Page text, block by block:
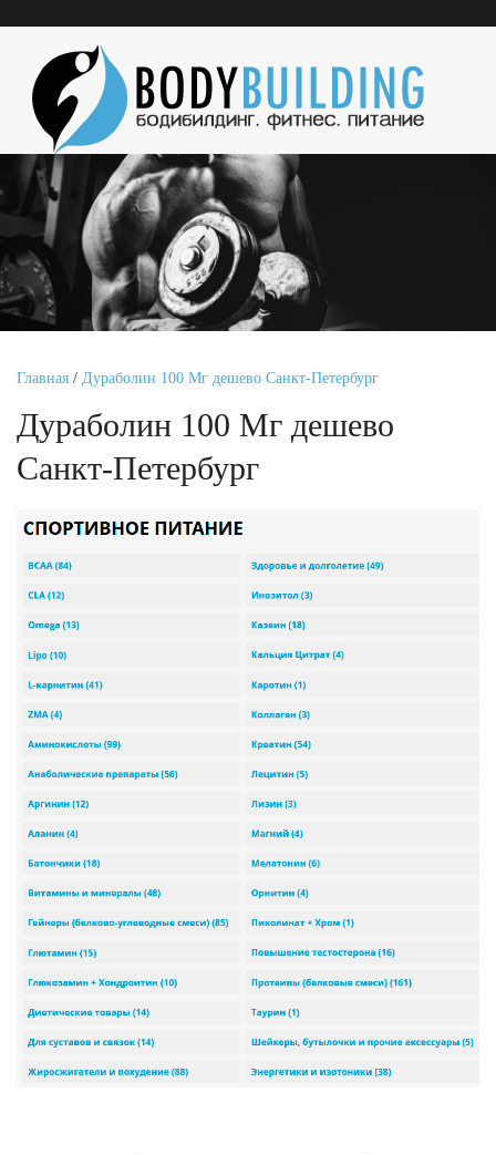
Главная / Дураболин 100 Мг дешево Санкт-Петербург
Дураболин 100 Мг дешево
Санкт-Петербург